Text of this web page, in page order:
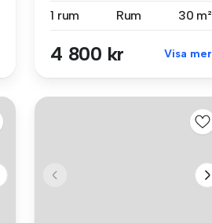
1 rum
Rum 30 m²
4 800 kr Visa mer